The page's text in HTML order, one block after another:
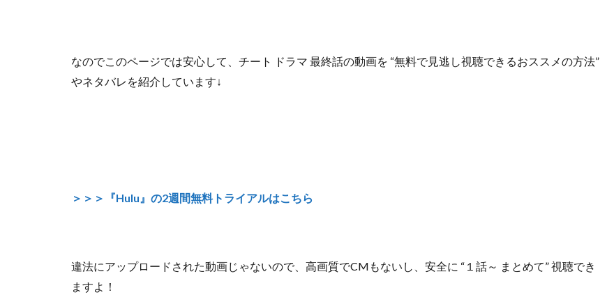
なのでこのページでは安心して、 チート ドラマ 最終話の動画を “無料で見逃し視聴できるおススメの方法”
やネタバレを紹介しています↓
＞＞＞『Hulu』の2週間無料トライアルはこちら
違法にアップロードされた動画じゃないので、高画質でCMもないし、安全に “１話～ まとめて”視聴でき
ますよ！